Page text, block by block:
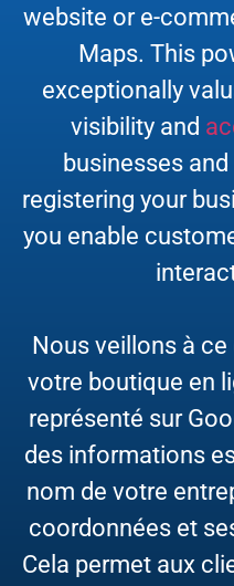
website or e-
Maps. This
exceptionally
visibility and
businesses
registering your
you enable
Nous veillons à
votre boutique en
représenté sur
des informations
nom de votre
coordonnées et
Cela permet aux